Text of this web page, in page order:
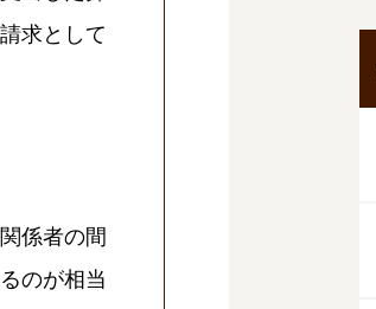
求として
係者の間
のが相当